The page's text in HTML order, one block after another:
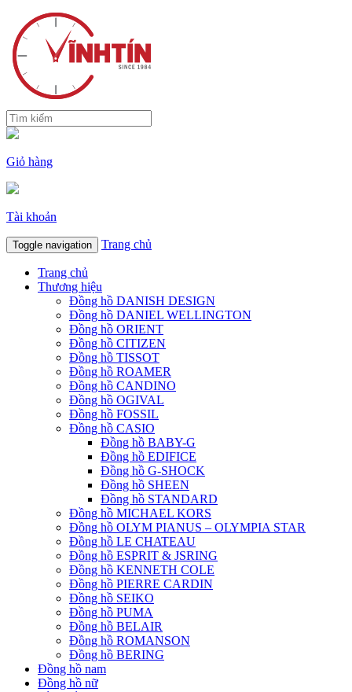
Giỏ hàng
Tài khoản
Toggle navigation Trang chủ
Trang chủ
Thương hiệu
Đồng hồ DANISH DESIGN
Đồng hồ DANIEL WELLINGTON
Đồng hồ ORIENT
Đồng hồ CITIZEN
Đồng hồ TISSOT
Đồng hồ ROAMER
Đồng hồ CANDINO
Đồng hồ OGIVAL
Đồng hồ FOSSIL
Đồng hồ CASIO
Đồng hồ BABY-G
Đồng hồ EDIFICE
Đồng hồ G-SHOCK
Đồng hồ SHEEN
Đồng hồ STANDARD
Đồng hồ MICHAEL KORS
Đồng hồ OLYM PIANUS – OLYMPIA STAR
Đồng hồ LE CHATEAU
Đồng hồ ESPRIT & JSRING
Đồng hồ KENNETH COLE
Đồng hồ PIERRE CARDIN
Đồng hồ SEIKO
Đồng hồ PUMA
Đồng hồ BELAIR
Đồng hồ ROMANSON
Đồng hồ BERING
Đồng hồ nam
Đồng hồ nữ